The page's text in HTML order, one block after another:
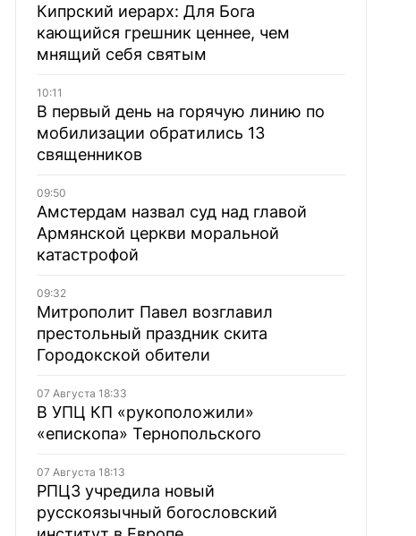
Кипрский иерарх: Для Бога
кающийся грешник ценнее, чем
мнящий себя святым
10:11
В первый день на горячую линию по
мобилизации обратились 13
священников
09:50
Амстердам назвал суд над главой
Армянской церкви моральной
катастрофой
09:32
Митрополит Павел возглавил
престольный праздник скита
Городокской обители
07 Августа 18:33
В УПЦ КП «рукоположили»
«епископа» Тернопольского
07 Августа 18:13
РПЦЗ учредила новый
русскоязычный богословский